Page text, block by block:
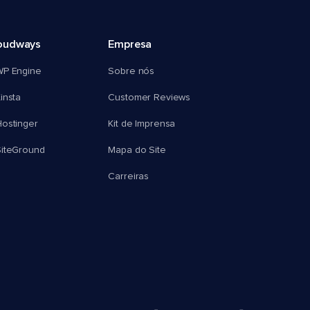
Engine
Empresa
Sobre nós
Customer Reviews
Kit de Imprensa
Mapa do Site
Carreiras